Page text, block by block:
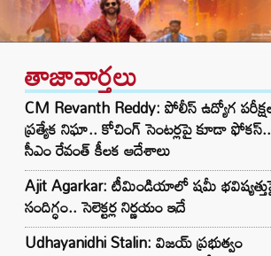
తాజావార్తలు
CM Revanth Reddy: పోలీస్ ఉద్యోగ
ప్రత్యేక నిఘా.. కోచింగ్ సెంటర్లపై కూడా ఫోకస్..
సీఎం రేవంత్ కీలక ఆదేశాలు
Ajit Agarkar: టీమిండియాలో షమీ
సందిగ్ధం.. సెలెక్టర్ల నిర్ణయం ఇదే
Udhayanidhi Stalin: విజయ్ ప్రభుత్వం